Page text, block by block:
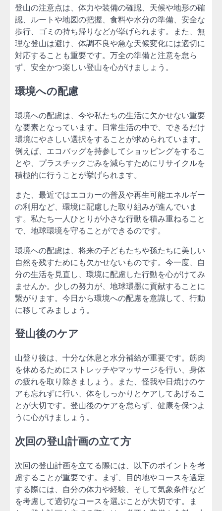
登山の注意点は、体力や装備の確認、天候や地形の確
認、ルートや地図の把握、食料や水分の準備、安全な
歩行、ゴミの持ち帰りなどが挙げられます。また、無
理な登山は避け、体調不良や急な天候変化には適切に
対応することも重要です。万全の準備と注意を怠ら
ず、安全かつ楽しい登山を心がけましょう。
環境への配慮
環境への配慮は、今や私たちの生活に欠かせない重要
な要素となっています。日常生活の中で、できるだけ
環境にやさしい選択をすることが求められています。
例えば、エコバッグを持参してショッピングをするこ
とや、プラスチックごみを減らすためにリサイクルを
積極的に行うことが挙げられます。
また、最近ではエコカーの普及や再生可能エネルギー
の利用など、環境に配慮した取り組みが進んでいま
す。私たち一人ひとりが小さな行動を積み重ねること
で、地球環境を守ることができるのです。
環境への配慮は、将来の子どもたちや孫たちに美しい
自然を残すためにも欠かせないものです。今一度、自
分の生活を見直し、環境に配慮した行動を心がけてみ
ませんか。少しの努力が、地球環墨に貢献することに
繋がります。今日から環境への配慮を意識して、行動
に移してみましょう。
登山後のケア
山登り後は、十分な休息と水分補給が重要です。筋肉
を休めるためにストレッチやマッサージを行い、身体
の疲れを取り除きましょう。また、怪我や日焼けのケ
アも忘れずに行い、体をしっかりとケアしてあげるこ
とが大切です。登山後のケアを怠らず、健康を保つよ
うに心がけましょう。
次回の登山計画の立て方
次回の登山計画を立てる際には、以下のポイントを考
慮することが重要です。まず、目的地やコースを選定
する際には、自分の体力や経験、そして気象条件など
を考慮して適切なコースを選ぶことが大切です。ま